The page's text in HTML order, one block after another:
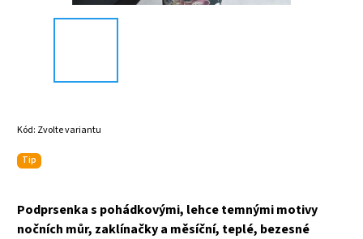
Kód: Zvolte variantu
Tip
Podprsenka s pohádkovými, lehce temnými motivy
nočních můr, zaklínačky a měsíční, teplé, bezesné